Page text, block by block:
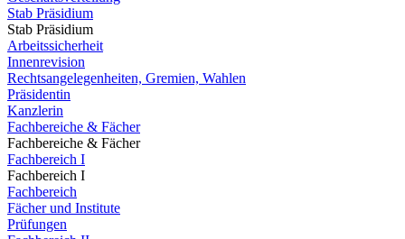
Stab Präsidium
Stab Präsidium
Arbeitssicherheit
Innenrevision
Rechtsangelegenheiten, Gremien, Wahlen
Präsidentin
Kanzlerin
Fachbereiche & Fächer
Fachbereiche & Fächer
Fachbereich I
Fachbereich I
Fachbereich
Fächer und Institute
Prüfungen